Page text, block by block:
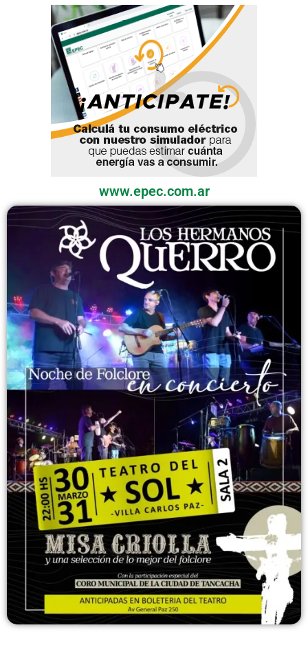
www.epec.com.ar